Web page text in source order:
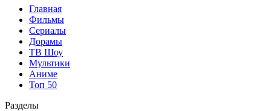
Главная
Фильмы
Сериалы
Дорамы
ТВ Шоу
Мультики
Аниме
Топ 50
Разделы